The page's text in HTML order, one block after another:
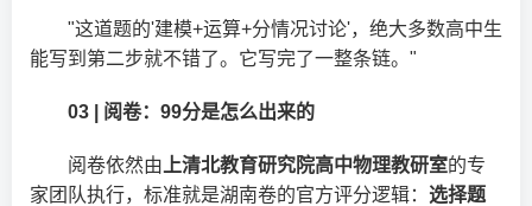
"这道题的'建模+运算+分情况讨论'，绝大多数高中生
能写到第二步就不错了。它写完了一整条链。"
03 | 阅卷：99分是怎么出来的
阅卷依然由 上清北教育研究院高中物理教研室的专
家团队执行，标准就是湖南卷的官方评分逻辑： 选择题